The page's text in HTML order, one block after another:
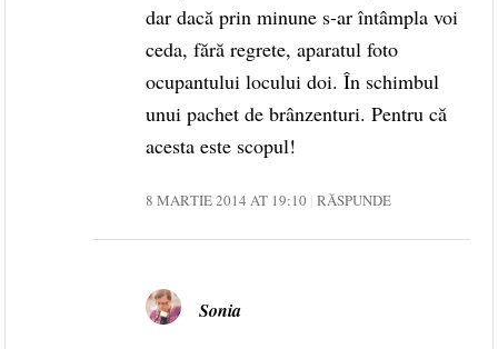
dar dacă prin minune s-ar întâmpla voi
ceda, fără regrete, aparatul foto
ocupantului locului doi. În schimbul
unui pachet de brânzenturi. Pentru că
acesta este scopul!
8 MARTIE 2014 AT 19:10 RĂSPUNDE
Sonia